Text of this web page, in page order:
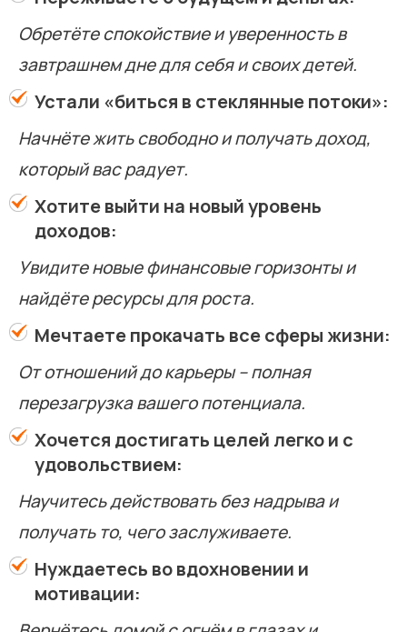
Обретёте спокойствие и уверенность в
завтрашнем дне для себя и своих детей.
Устали «биться в стеклянные потоки»:
Начнёте жить свободно и получать доход,
который вас радует.
Хотите выйти на новый уровень
доходов:
Увидите новые финансовые горизонты и
найдёте ресурсы для роста.
Мечтаете прокачать все сферы жизни:
От отношений до карьеры – полная
перезагрузка вашего потенциала.
Хочется достигать целей легко и с
удовольствием:
Научитесь действовать без надрыва и
получать то, чего заслуживаете.
Нуждаетесь во вдохновении и
мотивации: